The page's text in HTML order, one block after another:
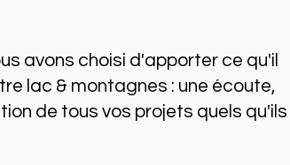
avons choisi d'apporter ce qu'il
lac & montagnes : une écoute,
de tous vos projets quels qu'ils